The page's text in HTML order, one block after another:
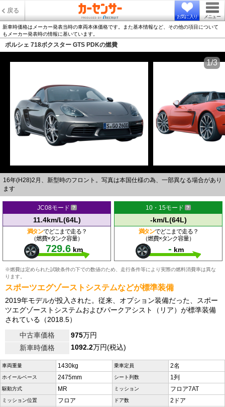
戻る
お気に入り メニュー
新車時価格はメーカー発表当時の車両本体価格です。また基本情報など、その他の項目について
もメーカー発表時の情報に基いています。
ポルシェ 718ボクスター GTS PDKの燃費
16年(H28)2月、新型時のフロント。写真は本国仕様の為、一部異なる場合があり
ます
1/3
JC08モード
11.4km/L(64L)
満タンでどこまで走る？
（燃費×タンク容量）
729.6 km
10・15モード
-km/L(64L)
満タンでどこまで走る？
（燃費×タンク容量）
- km
※燃費は定められた試験条件の下での数値のため、走行条件等により実際の燃料消費率は異な
ります。
スポーツエグゾーストシステムなどが標準装備
2019年モデルが投入された。従来、オプション装備だった、スポー
ツエグゾーストシステムおよびパークアシスト（リア）が標準装備
されている（2018.5）
中古車価格
975万円
新車時価格
1092.2万円(税込)
車両重量 1430kg 乗車定員 2名
ホイールベース 2475mm シート列数 1列
駆動方式 MR ミッション フロア7AT
ミッション位置 フロア ドア数 2ドア